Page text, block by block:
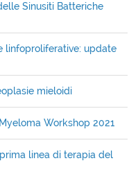
Sinusiti Batteriche
linfoproliferative: update
mieloidi
Workshop 2021
linea di terapia del